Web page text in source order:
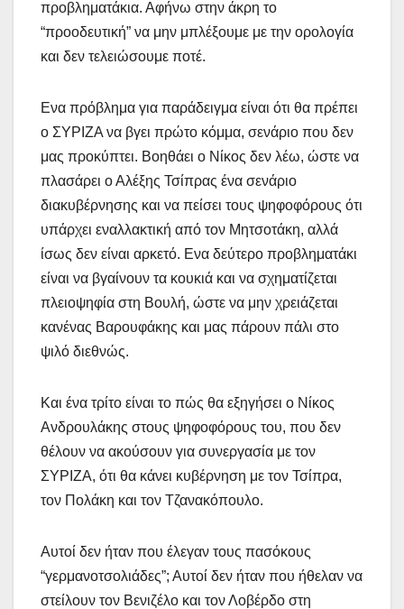
προβληματάκια. Αφήνω στην άκρη το
“προοδευτική” να μην μπλέξουμε με την ορολογία
και δεν τελειώσουμε ποτέ.
Ενα πρόβλημα για παράδειγμα είναι ότι θα πρέπει
ο ΣΥΡΙΖΑ να βγει πρώτο κόμμα, σενάριο που δεν
μας προκύπτει. Βοηθάει ο Νίκος δεν λέω, ώστε να
πλασάρει ο Αλέξης Τσίπρας ένα σενάριο
διακυβέρνησης και να πείσει τους ψηφοφόρους ότι
υπάρχει εναλλακτική από τον Μητσοτάκη, αλλά
ίσως δεν είναι αρκετό. Ενα δεύτερο προβληματάκι
είναι να βγαίνουν τα κουκιά και να σχηματίζεται
πλειοψηφία στη Βουλή, ώστε να μην χρειάζεται
κανένας Βαρουφάκης και μας πάρουν πάλι στο
ψιλό διεθνώς.
Και ένα τρίτο είναι το πώς θα εξηγήσει ο Νίκος
Ανδρουλάκης στους ψηφοφόρους του, που δεν
θέλουν να ακούσουν για συνεργασία με τον
ΣΥΡΙΖΑ, ότι θα κάνει κυβέρνηση με τον Τσίπρα,
τον Πολάκη και τον Τζανακόπουλο.
Αυτοί δεν ήταν που έλεγαν τους πασόκους
“γερμανοτσολιάδες”; Αυτοί δεν ήταν που ήθελαν να
στείλουν τον Βενιζέλο και τον Λοβέρδο στη